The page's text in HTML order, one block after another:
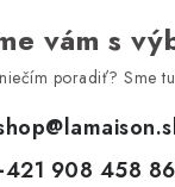
vám s
poradiť? Sme
@
908 458